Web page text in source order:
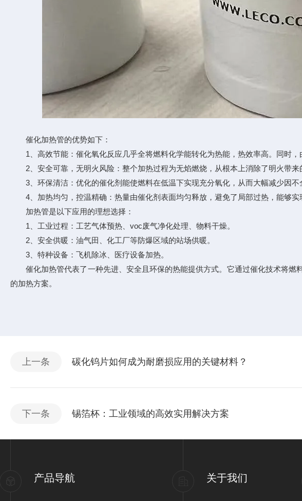
催化加热管的优势如下：
1、高效节能：催化氧化反应几乎全将燃料化学能转化为热能，热效率高。同时，
2、安全可靠，无明火风险：整个加热过程为无焰燃烧，从根本上消除了明火带来
3、环保清洁：优化的催化剂能使燃料在低温下实现充分氧化，从而大幅减少因不
4、加热均匀，控温精确：热量由催化剂表面均匀释放，避免了局部过热，能够实
加热管是以下应用的理想选择：
1、工业过程：工艺气体预热、voc废气净化处理、物料干燥。
2、安全供暖：油气田、化工厂等防爆区域的站场供暖。
3、特种设备：飞机除冰、医疗设备加热。
催化加热管代表了一种先进、安全且环保的热能提供方式。它通过催化技术将燃
的加热方案。
上一条 碳化钨片如何成为耐磨损应用的关键材料？
下一条 锡箔杯：工业领域的高效实用解决方案​
产品导航 关于我们